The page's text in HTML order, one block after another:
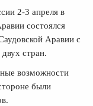
2-3 апреля в
состоялся
Аравии с
стран.
возможности
были